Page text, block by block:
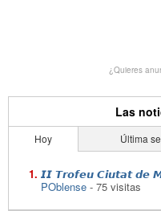
¿Quieres
Las
Hoy Última
𝙄𝙄 𝙏𝙧𝙤𝙛𝙚𝙪 𝘾𝙞𝙪𝙩𝙖𝙩 𝙙𝙚
POblense - 75 visitas